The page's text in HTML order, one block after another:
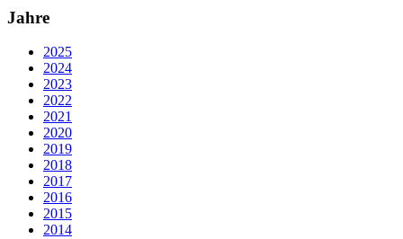
Jahre
2025
2024
2023
2022
2021
2020
2019
2018
2017
2016
2015
2014